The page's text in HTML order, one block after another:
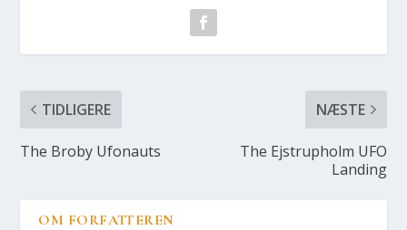
TIDLIGERE
The Bro­by Ufo­nauts
NÆSTE
The Ejstrup­holm UFO
Lan­ding
OM FORFATTEREN